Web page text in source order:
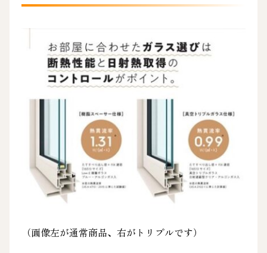
（画像左が通常商品、右がトリプルです）